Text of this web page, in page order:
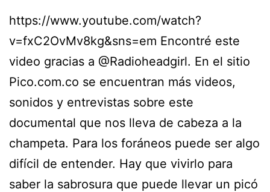
https://www.youtube.com/watch?
v=fxC2OvMv8kg&sns=em Encontré este
video gracias a @Radioheadgirl. En el sitio
Pico.com.co se encuentran más videos,
sonidos y entrevistas sobre este
documental que nos lleva de cabeza a la
champeta. Para los foráneos puede ser algo
difícil de entender. Hay que vivirlo para
saber la sabrosura que puede llevar un picó